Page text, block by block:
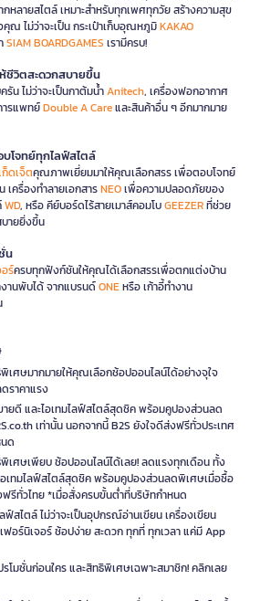
กหลายสไตล์ เหมาะสำหรับทุกเพศทุกวัย สร้างความสุข
ณ ไม่ว่าจะเป็น กระเป๋าเก็บอุณหภูมิKAKAO
SIAM BOARDGAMES เรามีครบ!
ห้ชีวิตสะดวกสบายขึ้น
รัน ไม่ว่าจะเป็นกาต้มน้ำAnitech, เครื่องฟอกอากาศ
ารแพทย์Double A Careและสินค้าอื่น ๆ อีกมากมาย
บโจทย์ทุกไลฟ์สไตล์
ดเจ็ตคุณภาพเยี่ยมมาให้คุณเลือกสรร เพื่อตอบโจทย์
เครื่องทำลายเอกสารNEOเพื่อความปลอดภัยของ
WD, หรือ คีย์บอร์ดไร้สายเมาส์คอมโบGEEZERที่ช่วย
ายยิ่งขึ้น
น
ร์ครบทุกฟังก์ชันให้คุณได้เลือกสรรเพื่อตกแต่งบ้าน
งานพับได้ จากแบรนด์ONEหรือ เก้าอี้ทำงาน
เศษมากมายให้คุณเลือกช้อปออนไลน์ได้อย่างจุใจ
ราคาแรง
ยดี และไอเทมไลฟ์สไตล์สุดชิค พร้อมคูปองส่วนลด
เท่านั้น นอกจากนี้ B2S ยังใจดีส่งฟรีทั่วประเทศ
ด
เศษเพียบ ช้อปออนไลน์ได้เลย! ลดแรงทุกเดือน ทั้ง
เทมไลฟ์สไตล์สุดชิค พร้อมคูปองส่วนลดพิเศษเมื่อซื้อ
ฟรีทั่วไทย *เมื่อสั่งครบขั้นต่ำที่บริษัทกำหนด
สไตล์ ไม่ว่าจะเป็นอุปกรณ์อ่านเขียน เครื่องเขียน
อร์นิเจอร์ ช้อปง่าย สะดวก ทุกที่ ทุกเวลา แค่มี App
โมชั่นก่อนใคร และสิทธิพิเศษเฉพาะสมาชิก! คลิกเลย